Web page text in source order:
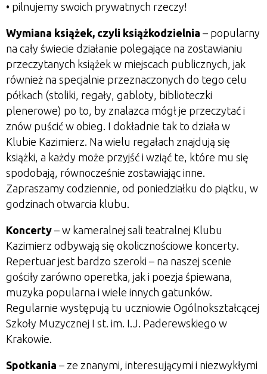
• pilnujemy swoich prywatnych rzeczy!
Wymiana książek, czyli książkodzielnia – popularny
na cały świecie działanie polegające na zostawianiu
przeczytanych książek w miejscach publicznych, jak
również na specjalnie przeznaczonych do tego celu
półkach (stoliki, regały, gabloty, biblioteczki
plenerowe) po to, by znalazca mógł je przeczytać i
znów puścić w obieg. I dokładnie tak to działa w
Klubie Kazimierz. Na wielu regałach znajdują się
książki, a każdy może przyjść i wziąć te, które mu się
spodobają, równocześnie zostawiając inne.
Zapraszamy codziennie, od poniedziałku do piątku, w
godzinach otwarcia klubu.
Koncerty – w kameralnej sali teatralnej Klubu
Kazimierz odbywają się okolicznościowe koncerty.
Repertuar jest bardzo szeroki – na naszej scenie
gościły zarówno operetka, jak i poezja śpiewana,
muzyka popularna i wiele innych gatunków.
Regularnie występują tu uczniowie Ogólnokształcącej
Szkoły Muzycznej I st. im. I.J. Paderewskiego w
Krakowie.
Spotkania – ze znanymi, interesującymi i niezwykłymi